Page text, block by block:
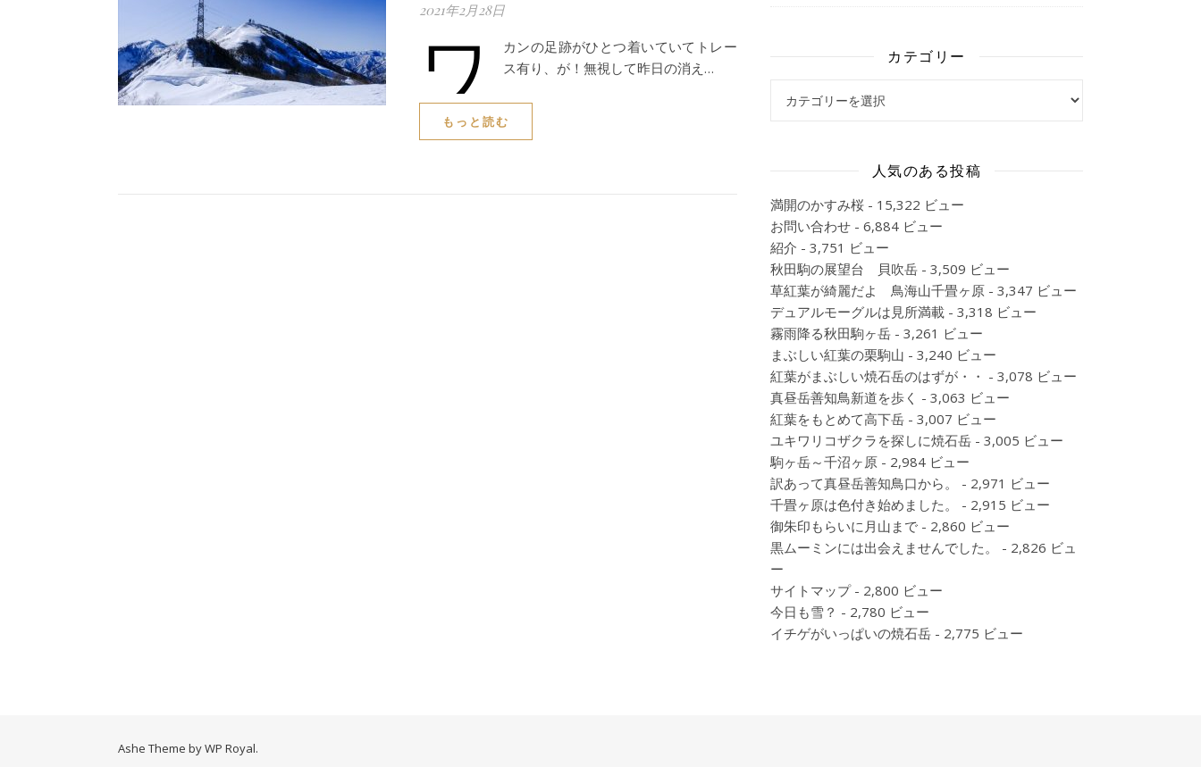
2021年2月28日
ワ
カンの足跡がひとつ着いていてトレー
ス有り、が！無視して昨日の消え…
もっと読む
カテゴリー
人気のある投稿
満開のかすみ桜 - 15,322 ビュー
お問い合わせ - 6,884 ビュー
紹介 - 3,751 ビュー
秋田駒の展望台 貝吹岳 - 3,509 ビュー
草紅葉が綺麗だよ 鳥海山千畳ヶ原 - 3,347 ビュー
デュアルモーグルは見所満載 - 3,318 ビュー
霧雨降る秋田駒ヶ岳 - 3,261 ビュー
まぶしい紅葉の栗駒山 - 3,240 ビュー
紅葉がまぶしい焼石岳のはずが・・ - 3,078 ビュー
真昼岳善知鳥新道を歩く - 3,063 ビュー
紅葉をもとめて高下岳 - 3,007 ビュー
ユキワリコザクラを探しに焼石岳 - 3,005 ビュー
駒ヶ岳～千沼ヶ原 - 2,984 ビュー
訳あって真昼岳善知鳥口から。
- 2,971 ビュー
千畳ヶ原は色付き始めました。
- 2,915 ビュー
御朱印もらいに月山まで - 2,860 ビュー
黒ムーミンには出会えませんでした。
- 2,826 ビュ
ー
サイトマップ- 2,800 ビュー
今日も雪？ - 2,780 ビュー
イチゲがいっぱいの焼石岳 - 2,775 ビュー
Ashe Theme byWP Royal.